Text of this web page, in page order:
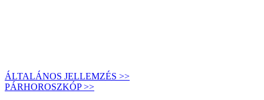
ÁLTALÁNOS JELLEMZÉS >>
PÁRHOROSZKÓP >>